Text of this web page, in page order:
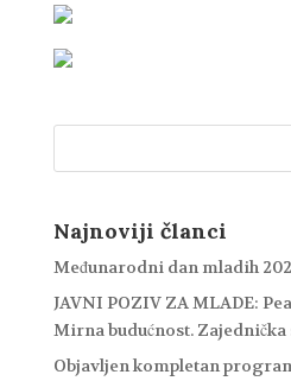
Najnoviji članci
Međunarodni dan mladih
JAVNI POZIV ZA MLADE:
Mirna budućnost. Zajednička
Objavljen kompletan